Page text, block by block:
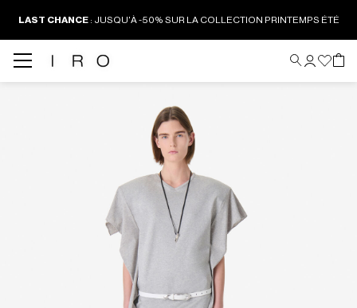
LAST CHANCE: JUSQU'À -50% SUR LA COLLECTION PRINTEMPS ÉTÉ